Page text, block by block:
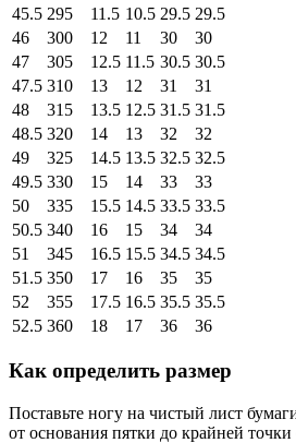
45.5 295 11.5 10.5 29.5 29.5
46
300 12 11 30
30
47
305 12.5 11.5 30.5 30.5
47.5 310 13 12 31
31
48
315 13.5 12.5 31.5 31.5
48.5 320 14 13 32
32
49
325 14.5 13.5 32.5 32.5
49.5 330 15 14 33
33
50
335 15.5 14.5 33.5 33.5
50.5 340 16 15 34
34
51
345 16.5 15.5 34.5 34.5
51.5 350 17 16 35
35
52
355 17.5 16.5 35.5 35.5
52.5 360 18 17 36 36
Как определить размер
Поставьте ногу на чистый лист
от основания пятки до крайней